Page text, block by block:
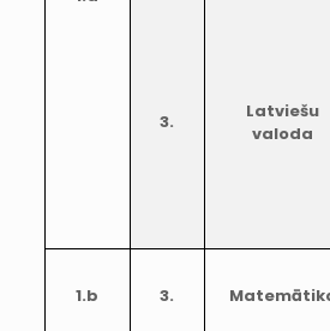
3.
Latviešu
valoda
1.b 3.